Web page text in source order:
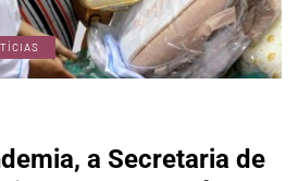
a Secretaria de